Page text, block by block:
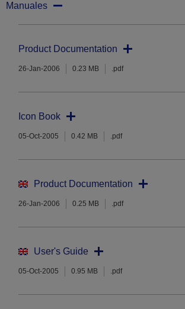
Manuales
Product Documentation
26-Jan-2006 0.23 MB .pdf
Icon Book
05-Oct-2005 0.42 MB .pdf
Product Documentation
26-Jan-2006 0.25 MB .pdf
User's Guide
05-Oct-2005 0.95 MB .pdf